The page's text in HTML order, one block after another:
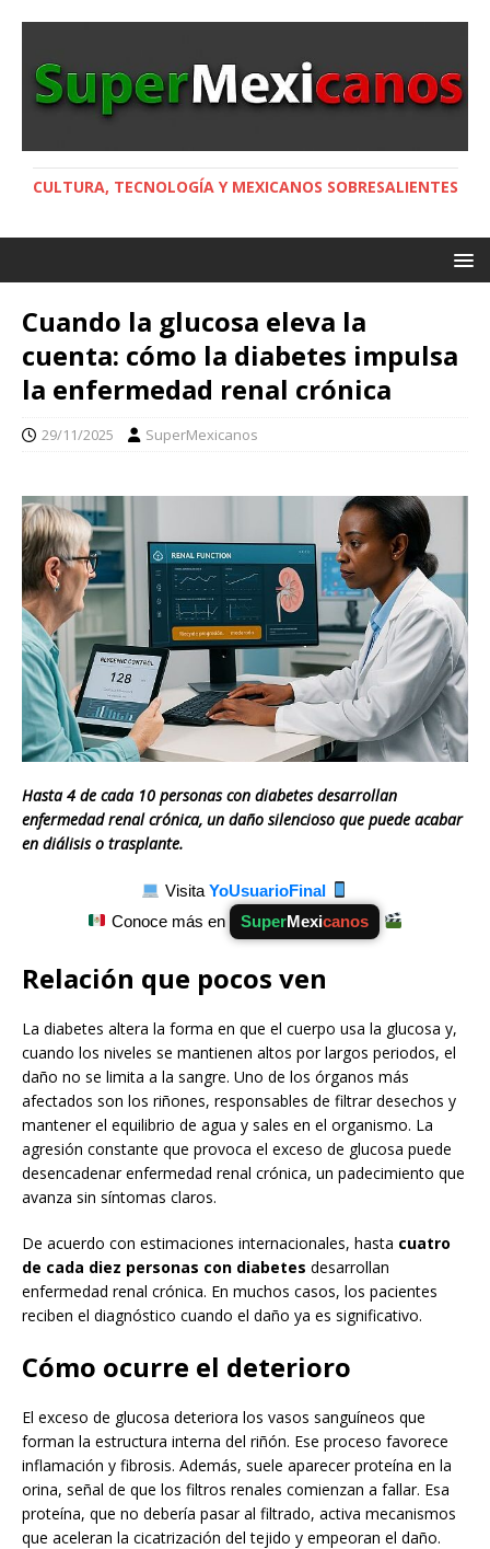
CULTURA, TECNOLOGÍA Y MEXICANOS SOBRESALIENTES
Cuando la glucosa eleva la
cuenta: cómo la diabetes impulsa
la enfermedad renal crónica
29/11/2025 SuperMexicanos
Hasta 4 de cada 10 personas con diabetes desarrollan
enfermedad renal crónica, un daño silencioso que puede acabar
en diálisis o trasplante.
Visita YoUsuarioFinal
Conoce más en
SuperMexicanos
Relación que pocos ven
La diabetes altera la forma en que el cuerpo usa la glucosa y,
cuando los niveles se mantienen altos por largos periodos, el
daño no se limita a la sangre. Uno de los órganos más
afectados son los riñones, responsables de filtrar desechos y
mantener el equilibrio de agua y sales en el organismo. La
agresión constante que provoca el exceso de glucosa puede
desencadenar enfermedad renal crónica, un padecimiento que
avanza sin síntomas claros.
De acuerdo con estimaciones internacionales, hasta cuatro
de cada diez personas con diabetes desarrollan
enfermedad renal crónica. En muchos casos, los pacientes
reciben el diagnóstico cuando el daño ya es significativo.
Cómo ocurre el deterioro
El exceso de glucosa deteriora los vasos sanguíneos que
forman la estructura interna del riñón. Ese proceso favorece
inflamación y fibrosis. Además, suele aparecer proteína en la
orina, señal de que los filtros renales comienzan a fallar. Esa
proteína, que no debería pasar al filtrado, activa mecanismos
que aceleran la cicatrización del tejido y empeoran el daño.